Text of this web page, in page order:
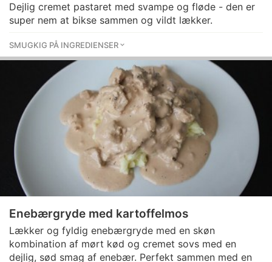
Dejlig cremet pastaret med svampe og fløde - den er
super nem at bikse sammen og vildt lækker.
SMUGKIG PÅ INGREDIENSER
Enebærgryde med kartoffelmos
Lækker og fyldig enebærgryde med en skøn
kombination af mørt kød og cremet sovs med en
dejlig, sød smag af enebær. Perfekt sammen med en